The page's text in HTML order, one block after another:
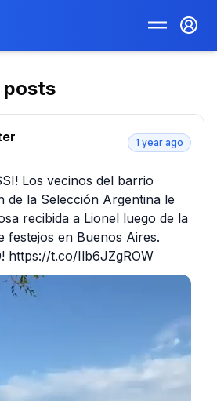
posts
1 year ago
Los vecinos del barrio
de la Selección Argentina le
recibida a Lionel luego de la
festejos en Buenos Aires.
https://t.co/Ilb6JZgROW